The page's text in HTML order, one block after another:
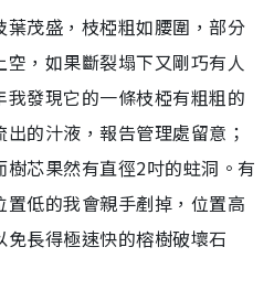
茂盛，枝椏粗如腰圍，部分
，如果斷裂塌下又剛巧有人
發現它的一條枝椏有粗粗的
的汁液，報告管理處留意；
芯果然有直徑2吋的蛀洞。有
低的我會親手剷掉，位置高
長得極速快的榕樹破壞石